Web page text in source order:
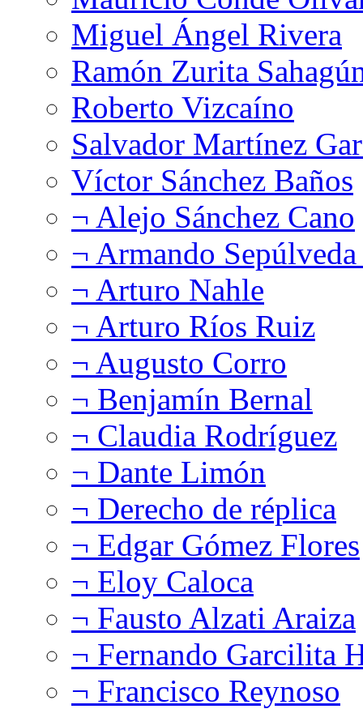
Miguel Ángel Rivera
Ramón Zurita
Roberto Vizcaíno
Salvador Martínez
Víctor Sánchez Baños
¬ Alejo Sánchez Cano
¬ Armando
¬ Arturo Nahle
¬ Arturo Ríos Ruiz
¬ Augusto Corro
¬ Benjamín Bernal
¬ Claudia Rodríguez
¬ Dante Limón
¬ Derecho de réplica
¬ Edgar Gómez Flores
¬ Eloy Caloca
¬ Fausto Alzati Araiza
¬ Fernando Garcilita
¬ Francisco Reynoso